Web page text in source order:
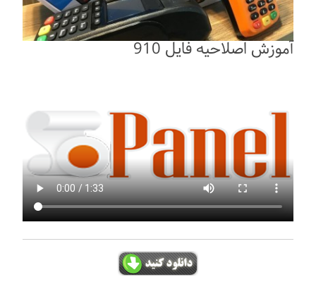
آموزش اصلاحیه فایل 910